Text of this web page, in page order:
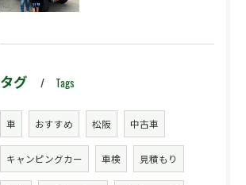
タグ Tags
車 おすすめ 松阪 中古車
キャンピングカー 車検 見積もり